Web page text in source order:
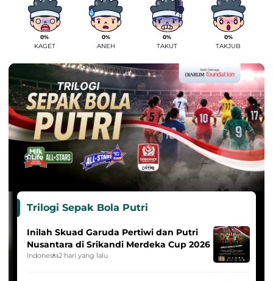
0%
KAGET
0%
ANEH
0%
TAKUT
0%
TAKJUB
Trilogi Sepak Bola Putri
Inilah Skuad Garuda Pertiwi dan Putri
Nusantara di Srikandi Merdeka Cup 2026
Indonesia2 hari yang lalu